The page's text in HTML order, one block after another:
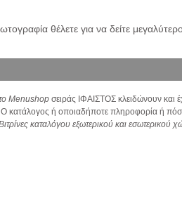
θέλετε για να δείτε
Menushop σειράς ΙΦΑΙΣΤΟΣ κλειδώνουν και
κατάλογος ή οποιαδήποτε πληροφορία ή
καταλόγου εξωτερικού και εσωτερικού